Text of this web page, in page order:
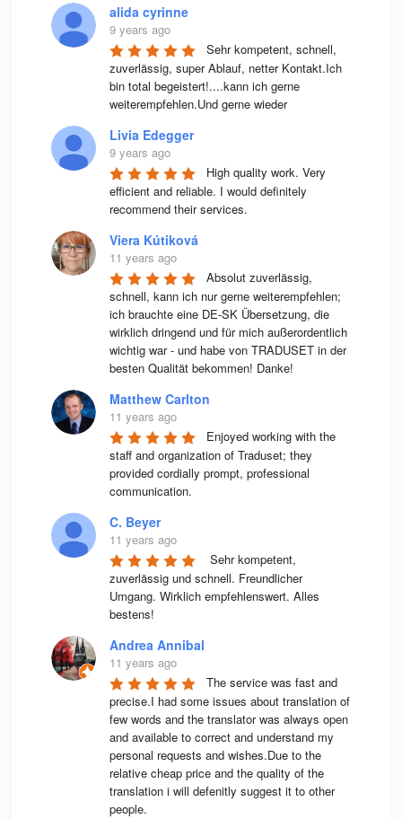
alida cyrinne
9 years ago
Sehr kompetent, schnell,
zuverlässig, super Ablauf, netter Kontakt.Ich
bin total begeistert!....kann ich gerne
weiterempfehlen.Und gerne wieder
Livia Edegger
9 years ago
High quality work. Very
efficient and reliable. I would definitely
recommend their services.
Viera Kútiková
11 years ago
Absolut zuverlässig,
schnell, kann ich nur gerne weiterempfehlen;
ich brauchte eine DE-SK Übersetzung, die
wirklich dringend und für mich außerordentlich
wichtig war - und habe von TRADUSET in der
besten Qualität bekommen! Danke!
Matthew Carlton
11 years ago
Enjoyed working with the
staff and organization of Traduset; they
provided cordially prompt, professional
communication.
C. Beyer
11 years ago
Sehr kompetent,
zuverlässig und schnell. Freundlicher
Umgang. Wirklich empfehlenswert. Alles
bestens!
Andrea Annibal
11 years ago
The service was fast and
precise.I had some issues about translation of
few words and the translator was always open
and available to correct and understand my
personal requests and wishes.Due to the
relative cheap price and the quality of the
translation i will defenitly suggest it to other
people.